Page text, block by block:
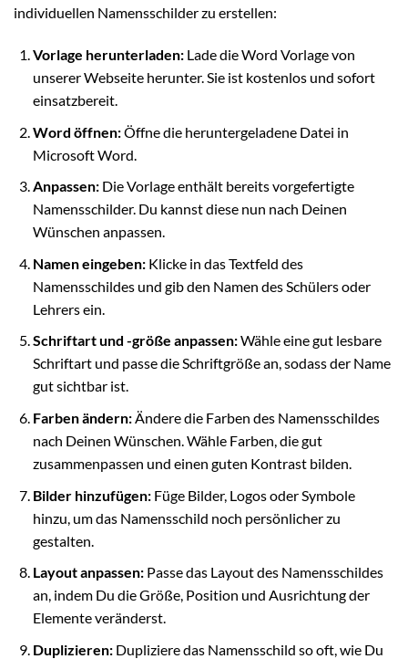
individuellen Namensschilder zu erstellen:
Vorlage herunterladen:Lade die Word Vorlage von
unserer Webseite herunter. Sie ist kostenlos und sofort
einsatzbereit.
Word öffnen:Öffne die heruntergeladene Datei in
Microsoft Word.
Anpassen:Die Vorlage enthält bereits vorgefertigte
Namensschilder. Du kannst diese nun nach Deinen
Wünschen anpassen.
Namen eingeben:Klicke in das Textfeld des
Namensschildes und gib den Namen des Schülers oder
Lehrers ein.
Schriftart und -größe anpassen:Wähle eine gut lesbare
Schriftart und passe die Schriftgröße an, sodass der Name
gut sichtbar ist.
Farben ändern:Ändere die Farben des Namensschildes
nach Deinen Wünschen. Wähle Farben, die gut
zusammenpassen und einen guten Kontrast bilden.
Bilder hinzufügen:Füge Bilder, Logos oder Symbole
hinzu, um das Namensschild noch persönlicher zu
gestalten.
Layout anpassen:Passe das Layout des Namensschildes
an, indem Du die Größe, Position und Ausrichtung der
Elemente veränderst.
Duplizieren:Dupliziere das Namensschild so oft, wie Du